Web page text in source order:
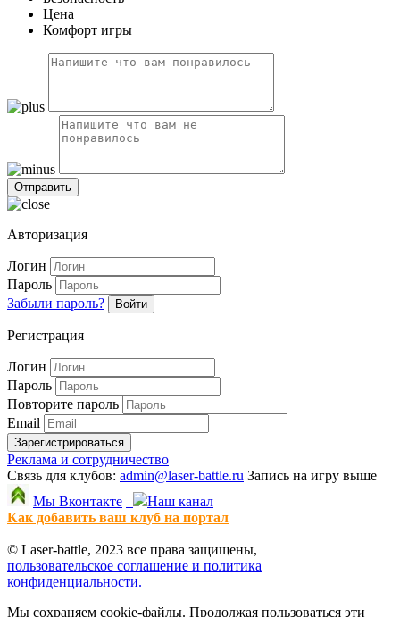
Цена
Комфорт игры
Авторизация
Логин
Пароль
Забыли пароль?
Войти
Регистрация
Логин
Пароль
Повторите пароль
Email
Зарегистрироваться
Реклама и сотрудничество
Связь для клубов: admin@laser-battle.ru Запись на игру выше
Мы Вконтакте
Наш канал
Как добавить ваш клуб на портал
© Laser-battle, 2023 все права защищены,
пользовательское соглашение и политика
конфиденциальности.
Мы сохраняем cookie-файлы. Продолжая пользоваться эти